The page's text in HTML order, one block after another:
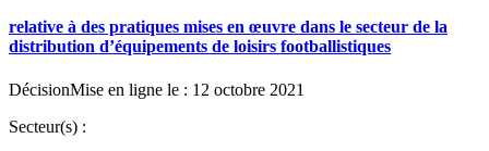
relative à des pratiques mises en œuvre dans le secteur de la
distribution d’équipements de loisirs footballistiques
DécisionMise en ligne le : 12 octobre 2021
Secteur(s) :